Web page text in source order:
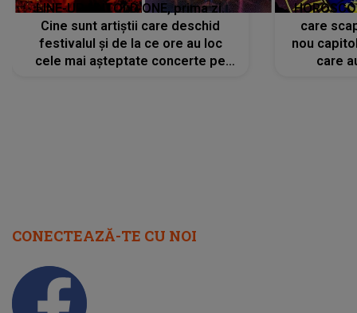
LINE-UP UNTOLD ONE, prima zi.
Cine sunt artiștii care deschid
festivalul și de la ce ore au loc
cele mai așteptate concerte pe
care
nou
care
CONECTEAZĂ-TE CU NOI